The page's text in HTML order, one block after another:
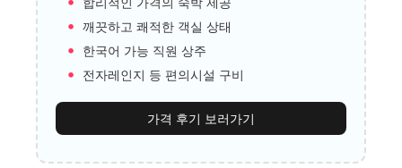
깨끗하고 쾌적한 객실 상태
한국어 가능 직원 상주
전자레인지 등 편의시설 구비
가격 후기 보러가기